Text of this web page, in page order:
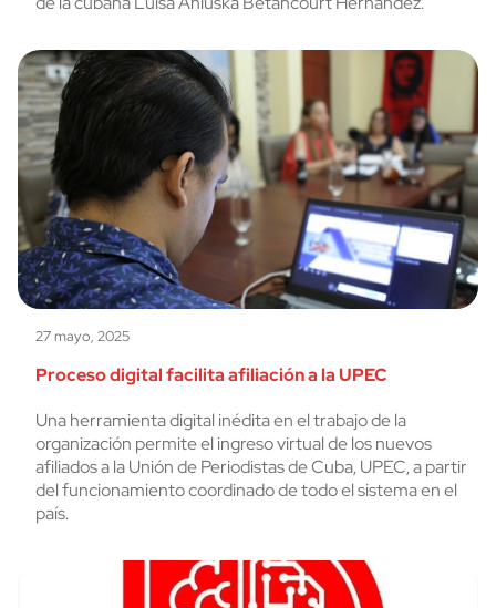
27 mayo, 2025
Proceso digital facilita afiliación a la UPEC
Una herramienta digital inédita en el trabajo de la
organización permite el ingreso virtual de los nuevos
afiliados a la Unión de Periodistas de Cuba, UPEC, a partir
del funcionamiento coordinado de todo el sistema en el
país.